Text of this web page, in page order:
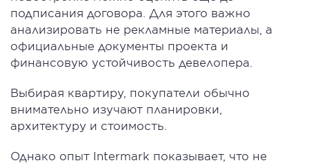
подписания договора. Для этого важно
анализировать не рекламные материалы, а
официальные документы проекта и
финансовую устойчивость девелопера.
Выбирая квартиру, покупатели обычно
внимательно изучают планировки,
архитектуру и стоимость.
Однако опыт Intermark показывает, что не